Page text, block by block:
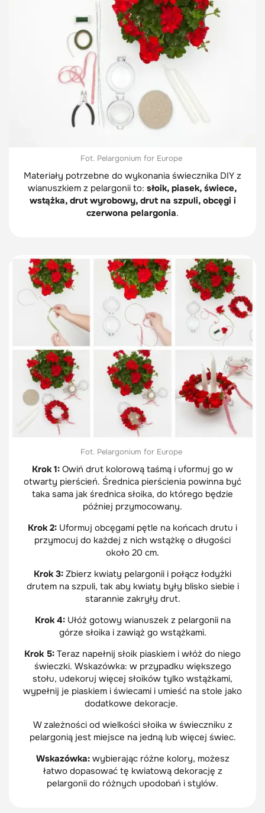
Fot. Pelargonium for Europe
Materiały potrzebne do wykonania świecznika DIY z
wianuszkiem z pelargonii to: słoik, piasek, świece,
wstążka, drut wyrobowy, drut na szpuli, obcęgi i
czerwona pelargonia.
Fot. Pelargonium for Europe
Krok 1: Owiń drut kolorową taśmą i uformuj go w
otwarty pierścień. Średnica pierścienia powinna być
taka sama jak średnica słoika, do którego będzie
później przymocowany.
Krok 2: Uformuj obcęgami pętle na końcach drutu i
przymocuj do każdej z nich wstążkę o długości
około 20 cm.
Krok 3: Zbierz kwiaty pelargonii i połącz łodyżki
drutem na szpuli, tak aby kwiaty były blisko siebie i
starannie zakryły drut.
Krok 4: Ułóż gotowy wianuszek z pelargonii na
górze słoika i zawiąż go wstążkami.
Krok 5: Teraz napełnij słoik piaskiem i włóż do niego
świeczki. Wskazówka: w przypadku większego
stołu, udekoruj więcej słoików tylko wstążkami,
wypełnij je piaskiem i świecami i umieść na stole jako
dodatkowe dekoracje.
W zależności od wielkości słoika w świeczniku z
pelargonią jest miejsce na jedną lub więcej świec.
Wskazówka: wybierając różne kolory, możesz
łatwo dopasować tę kwiatową dekorację z
pelargonii do różnych upodobań i stylów.